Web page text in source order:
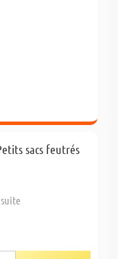
sacs feutrés